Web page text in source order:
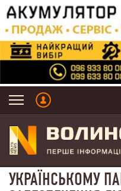
УКРАЇНСЬКОМУ